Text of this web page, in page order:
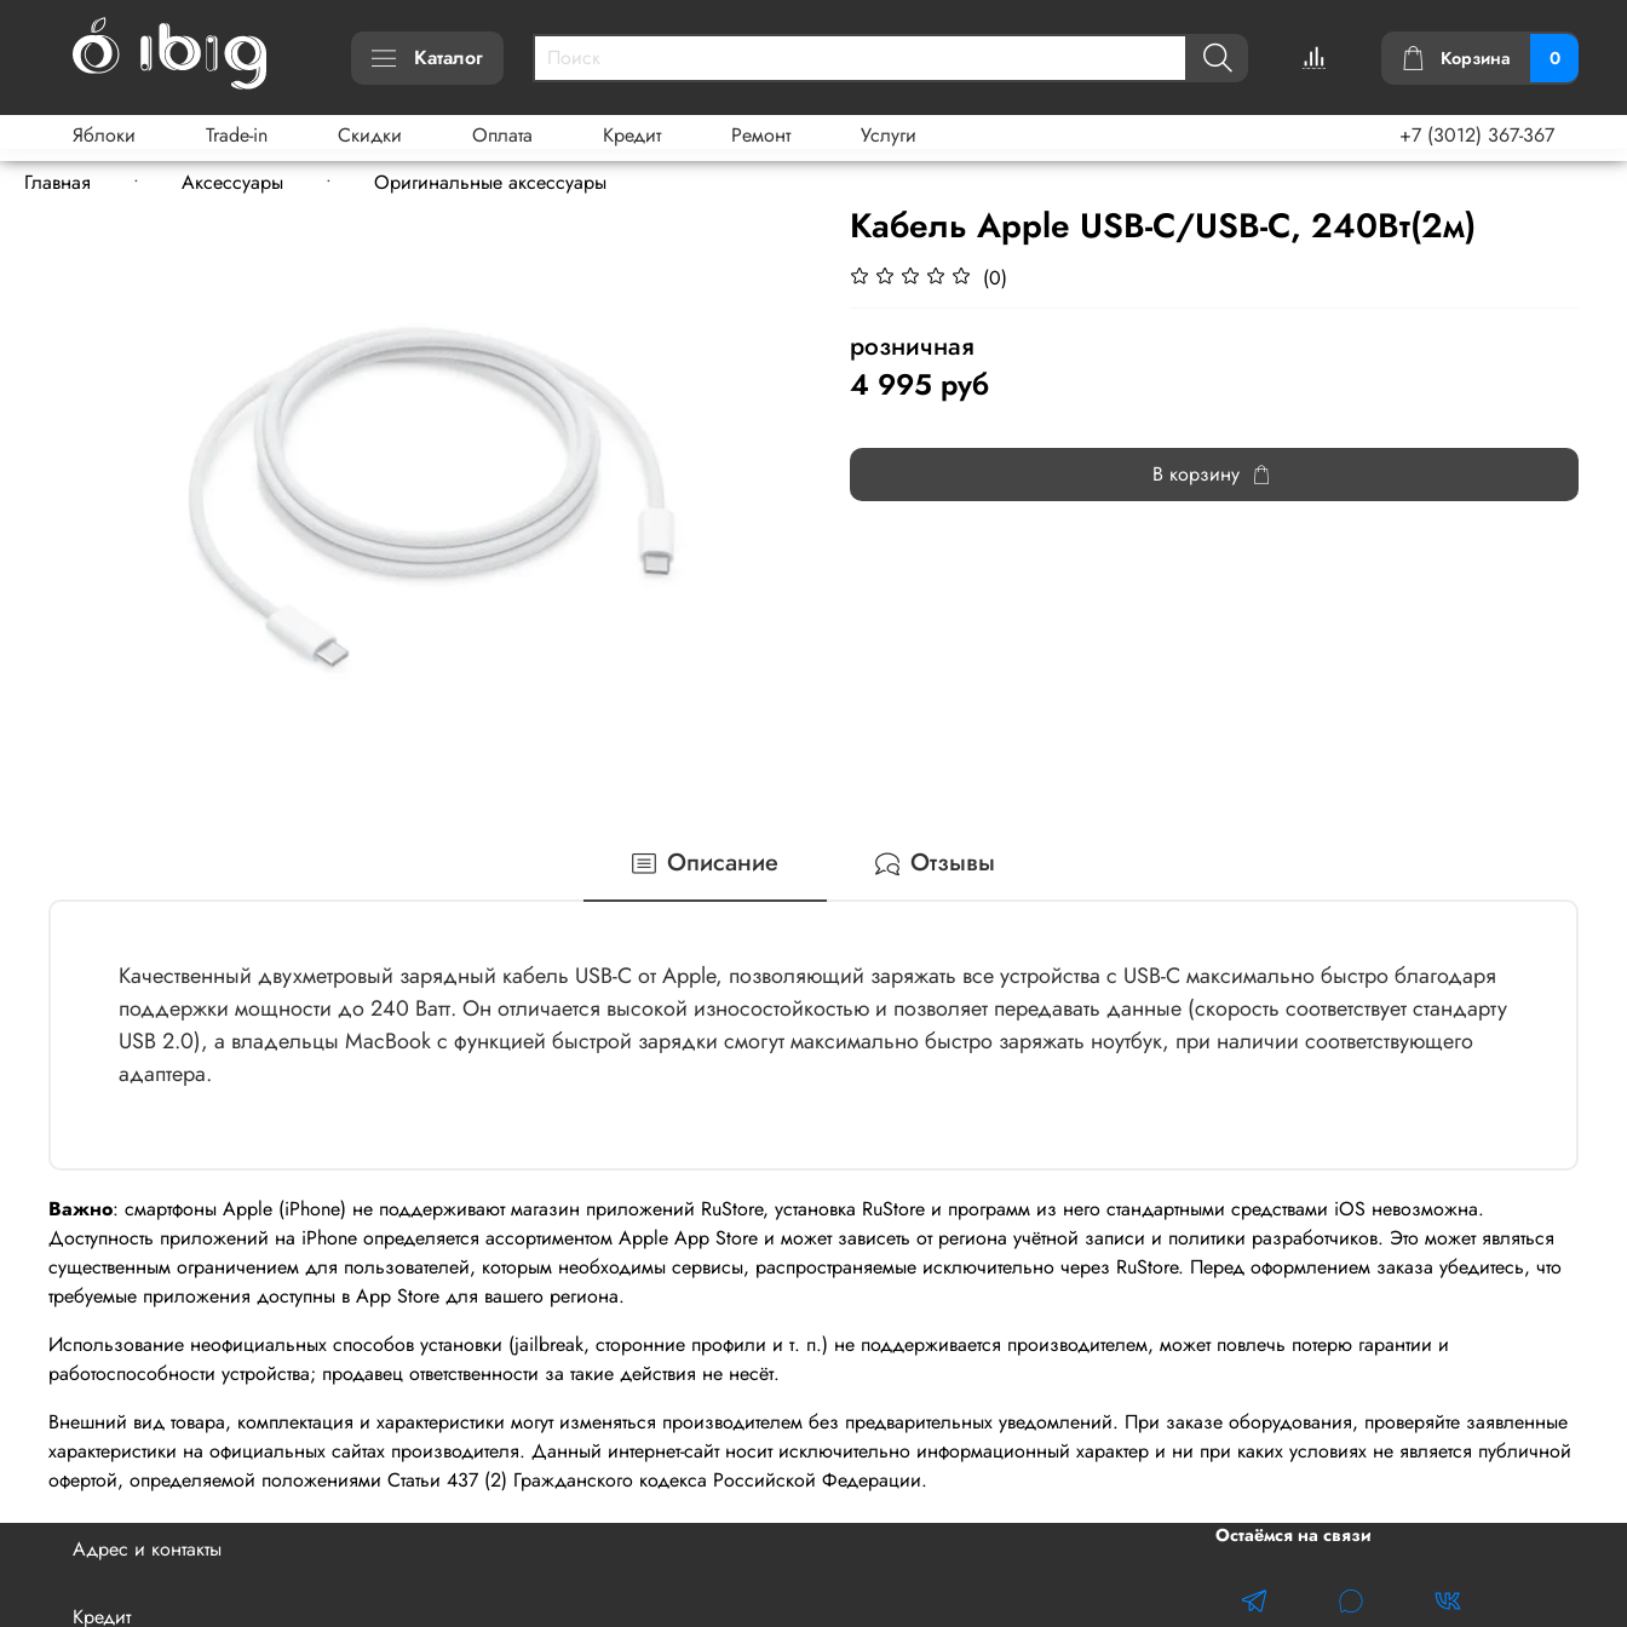
Каталог Корзина 0
Яблоки Trade-in Скидки Оплата Кредит Ремонт Услуги
+7 (3012) 367-367
Главная
Аксессуары Оригинальные аксессуары
Кабель Apple USB-C/USB-C, 240Вт(2м)
(0)
розничная
4 995 руб
В корзину
Описание Отзывы
Качественный двухметровый зарядный кабель USB-C от Apple, позволяющий заряжать все устройства с USB-C максимально быстро благодаря
поддержки мощности до 240 Ватт. Он отличается высокой износостойкостью и позволяет передавать данные (скорость соответствует стандарту
USB 2.0), а владельцы MacBook с функцией быстрой зарядки смогут максимально быстро заряжать ноутбук, при наличии соответствующего
адаптера.
Важно: смартфоны Apple (iPhone) не поддерживают магазин приложений RuStore, установка RuStore и программ из него стандартными средствами iOS невозможна.
Доступность приложений на iPhone определяется ассортиментом Apple App Store и может зависеть от региона учётной записи и политики разработчиков. Это может являться
существенным ограничением для пользователей, которым необходимы сервисы, распространяемые исключительно через RuStore. Перед оформлением заказа убедитесь, что
требуемые приложения доступны в App Store для вашего региона.
Использование неофициальных способов установки (jailbreak, сторонние профили и т. п.) не поддерживается производителем, может повлечь потерю гарантии и
работоспособности устройства; продавец ответственности за такие действия не несёт.
Внешний вид товара, комплектация и характеристики могут изменяться производителем без предварительных уведомлений. При заказе оборудования, проверяйте заявленные
характеристики на официальных сайтах производителя. Данный интернет-сайт носит исключительно информационный характер и ни при каких условиях не является публичной
офертой, определяемой положениями Статьи 437 (2) Гражданского кодекса Российской Федерации.
Адрес и контакты
Кредит
Остаёмся на связи